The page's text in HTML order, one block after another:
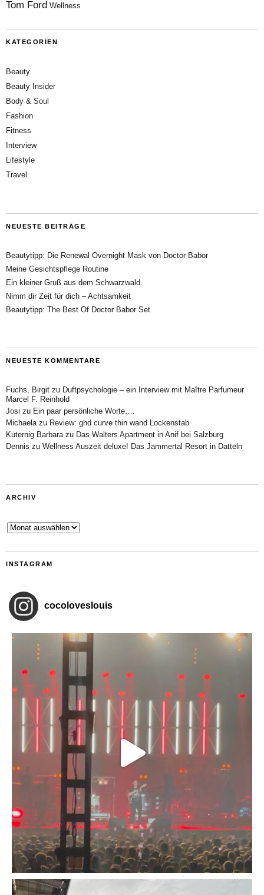
Tom Ford Wellness
KATEGORIEN
Beauty
Beauty Insider
Body & Soul
Fashion
Fitness
Interview
Lifestyle
Travel
NEUESTE BEITRÄGE
Beautytipp: Die Renewal Overnight Mask von Doctor Babor
Meine Gesichtspflege Routine
Ein kleiner Gruß aus dem Schwarzwald
Nimm dir Zeit für dich – Achtsamkeit
Beautytipp: The Best Of Doctor Babor Set
NEUESTE KOMMENTARE
Fuchs, Birgit zu Duftpsychologie – ein Interview mit Maître Parfumeur
Marcel F. Reinhold
Josi zu Ein paar persönliche Worte….
Michaelazu Review: ghd curve thin wand Lockenstab
Kuternig Barbarazu Das Walters Apartment in Anif bei Salzburg
Dennis zu Wellness Auszeit deluxe! Das Jammertal Resort in Datteln
ARCHIV
Archiv
INSTAGRAM
cocoloveslouis